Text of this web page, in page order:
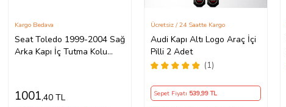
Seat Toledo 1999-2004 Sağ
Arka Kapı İç Tutma Kolu
Kargo Bedava
1001,40 TL
Audi Kapı Altı Logo Araç İçi
Pilli 2 Adet
(1)
Ücretsiz / 24 Saatte Kargo
Sepet Fiyatı 539,99 TL